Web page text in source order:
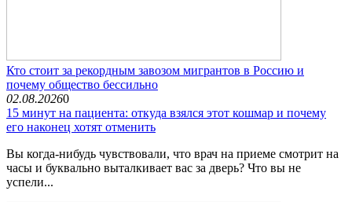
Кто стоит за рекордным завозом мигрантов в Россию и
почему общество бессильно
02.08.20260
15 минут на пациента: откуда взялся этот кошмар и почему
его наконец хотят отменить
Вы когда-нибудь чувствовали, что врач на приеме смотрит на
часы и буквально выталкивает вас за дверь? Что вы не
успели...